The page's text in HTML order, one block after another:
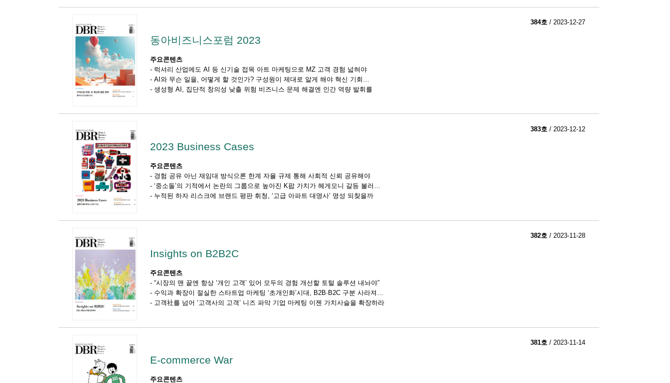
384호 / 2023-12-27
동아비즈니스포럼 2023
주요콘텐츠
- 럭셔리 산업에도 AI 등 신기술 접목 아트 마케팅으로 MZ 고객 경험 넓혀야
- AI와 무슨 일을, 어떻게 할 것인가? 구성원이 제대로 알게 해야 혁신 기회
- 생성형 AI, 집단적 창의성 낮출 위험 비즈니스 문제 해결엔 인간 역량 발휘를
383호 / 2023-12-12
2023 Business Cases
주요콘텐츠
- 경험 공유 아닌 재임대 방식으론 한계 자율 규제 통해 사회적 신뢰 공유해야
- ‘중소돌’의 기적에서 논란의 그룹으로 높아진 K팝 가치가 헤게모니 갈등 불러
- 누적된 하자 리스크에 브랜드 평판 휘청, ‘고급 아파트 대명사’ 명성 되찾을까
382호 / 2023-11-28
Insights on B2B2C
주요콘텐츠
- “시장의 맨 끝엔 항상 ‘개인 고객’ 있어 모두의 경험 개선할 토털 솔루션 내놔야”
- 수익과 확장이 절실한 스타트업 마케팅 ‘초개인화’시대, B2B·B2C 구분 사라져
- 고객社를 넘어 ‘고객사의 고객’ 니즈 파악 기업 마케팅 이젠 가치사슬을 확장하라
381호 / 2023-11-14
E-commerce War
주요콘텐츠